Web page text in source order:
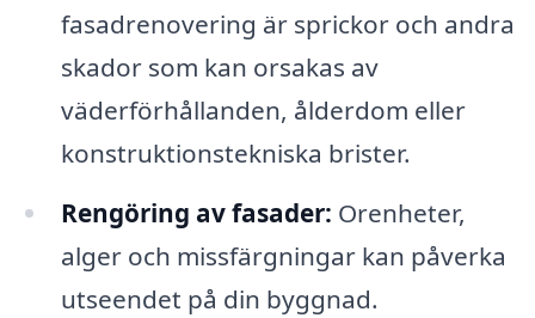
fasadrenovering är sprickor och andra
skador som kan orsakas av
väderförhållanden, ålderdom eller
konstruktionstekniska brister.
Rengöring av fasader: Orenheter,
alger och missfärgningar kan påverka
utseendet på din byggnad.